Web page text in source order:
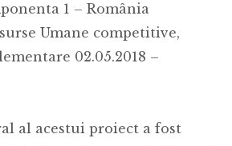
1 – România
Umane competitive,
02.05.2018 –
al acestui proiect a fost